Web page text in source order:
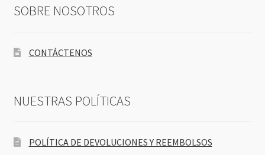
SOBRE NOSOTROS
CONTÁCTENOS
NUESTRAS POLÍTICAS
POLÍTICA DE DEVOLUCIONES Y REEMBOLSOS